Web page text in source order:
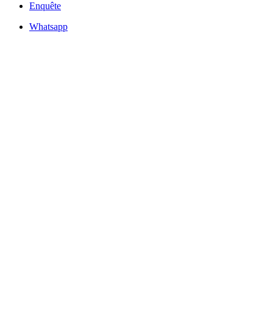
Enquête
Whatsapp